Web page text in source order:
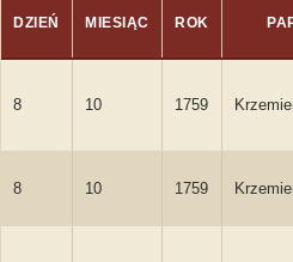
DZIEŃ MIESIĄC ROK
8 10 1759
8 10 1759